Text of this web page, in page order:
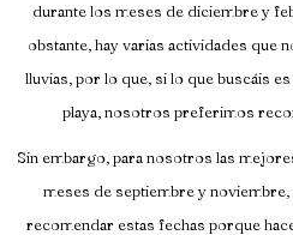
durante los meses de diciembre y
obstante, hay varias actividades que
lluvias, por lo que, si lo que buscáis
playa, nosotros preferimos
Sin embargo, para nosotros las
meses de septiembre y
recomendar estas fechas porque